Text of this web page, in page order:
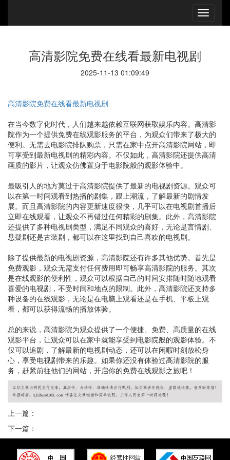
高清影院免费在线看最新电视剧
2025-11-13 01:09:49
高清影院免费在线看最新电视剧
在当今数字化时代，人们越来越依赖互联网获取娱乐内容。高清影
院作为一个提供免费在线观影服务的平台，为观众们带来了极大的
便利。无需去电影院排队购票，只需在家中点开高清影院网站，即
可享受到最新电视剧的精彩内容。不仅如此，高清影院还提供高清
画质的影片，让观众仿佛置身于电影院般的观影体验中。
最吸引人的地方莫过于高清影院提供了最新的电视剧资源。观众可
以在第一时间观看到热播的剧集，跟上潮流，了解最新的剧情发
展。而且高清影院的内容更新速度很快，几乎可以在电视剧首播后
立即在线观看，让观众不再错过任何精彩的剧集。此外，高清影院
还提供了多种电视剧类型，满足不同观众的喜好，无论是言情剧、
悬疑剧还是古装剧，都可以在这里找到自己喜欢的电视剧。
除了提供最新的电视剧资源，高清影院还有许多其他优势。首先是
免费观影，观众无需支付任何费用即可畅享高清影院的服务。其次
是在线观影的便利性，观众可以根据自己的时间安排随时随地观看
喜爱的电视剧，不受时间和地点的限制。此外，高清影院还支持多
种设备的在线观影，无论是在电脑上观看还是在手机、平板上观
看，都可以获得流畅的播放体验。
总的来说，高清影院为观众提供了一个便捷、免费、高质量的在线
观影平台，让观众可以在家中就能享受到电影院般的观影体验。不
仅可以追剧，了解最新的电视剧动态，还可以在闲暇时刻放松身
心，享受电视剧带来的乐趣。如果你还没有体验过高清影院的服
务，赶紧前往他们的网站，开启你的免费在线观影之旅吧！
上一篇：
下一篇：